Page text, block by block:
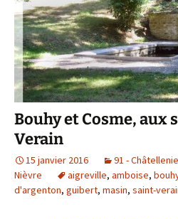
Bouhy et Cosme, aux
Verain
15 janvier 2016 91 -
Nièvre
aigreville, amboise,
d'argenton, guibert, masin, saint-